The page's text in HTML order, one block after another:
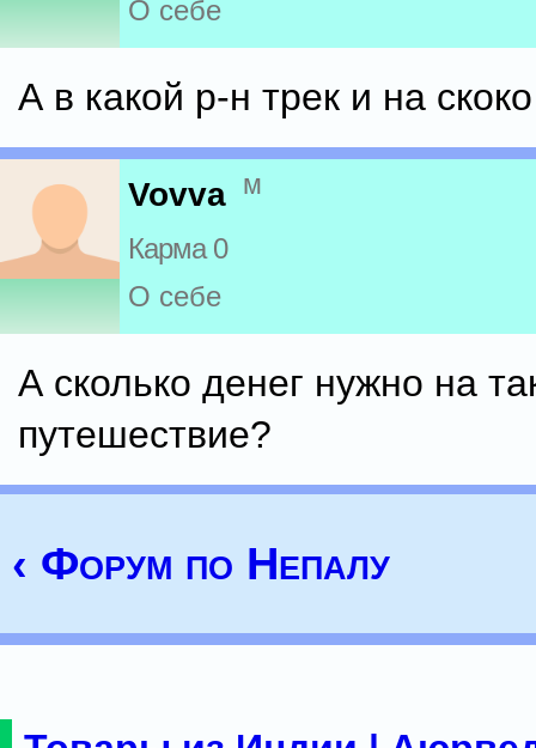
О себе
А в какой р-н трек и на
Vovva м
Карма 0
О себе
А сколько денег нужно на
путешествие?
‹ Форум по Непалу